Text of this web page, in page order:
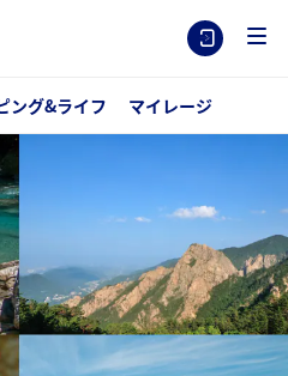
ング&ライフ マイレージ